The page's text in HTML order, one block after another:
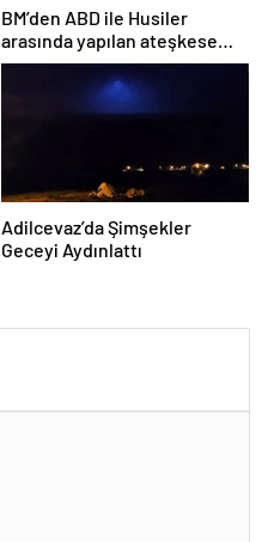
BM’den ABD ile Husiler
arasında yapılan ateşkese
ilişkin değerlendirme
Adilcevaz’da Şimşekler
Geceyi Aydınlattı